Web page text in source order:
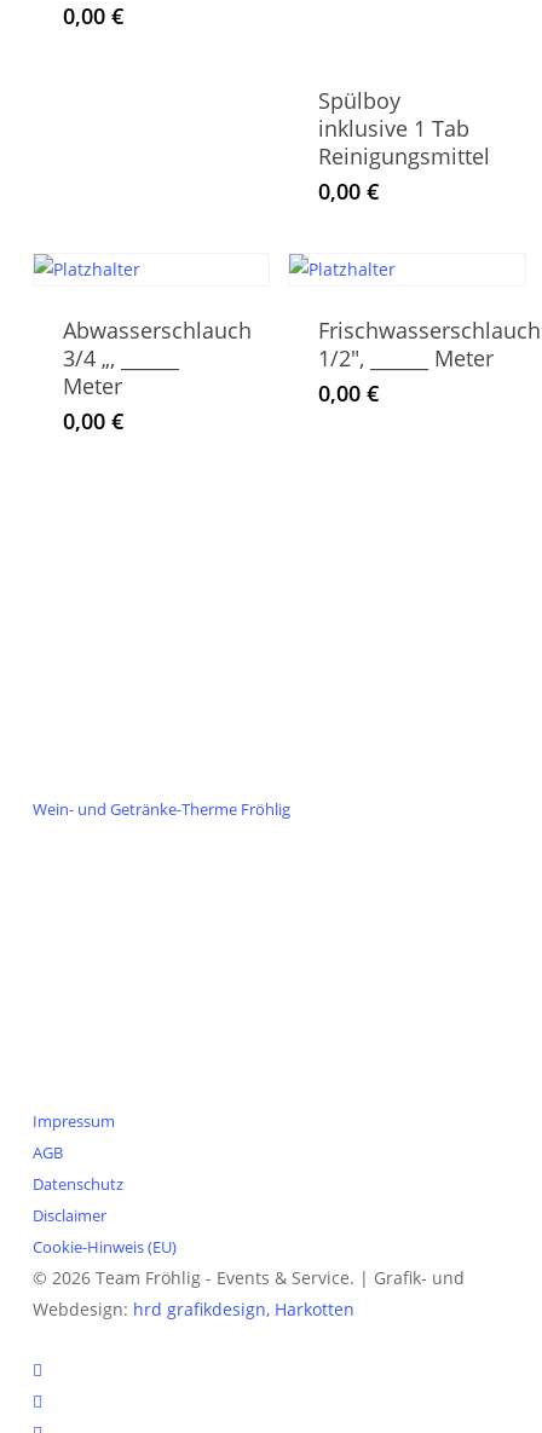
0,00 €
Spülboy
inklusive 1 Tab
Reinigungsmittel
0,00€
Abwasserschlauch
3/4 „, ______
Meter
0,00 €
Frischwasserschlauch
1/2″, ______ Meter
0,00€
Wein- und Getränke-Therme Fröhlig
Impressum
AGB
Datenschutz
Disclaimer
Cookie-Hinweis (EU)
© 2026 Team Fröhlig - Events & Service. | Grafik- und
Webdesign: hrd grafikdesign, Harkotten
instagram
phone